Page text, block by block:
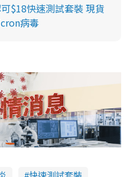
$18快速測試套裝 現貨
病毒